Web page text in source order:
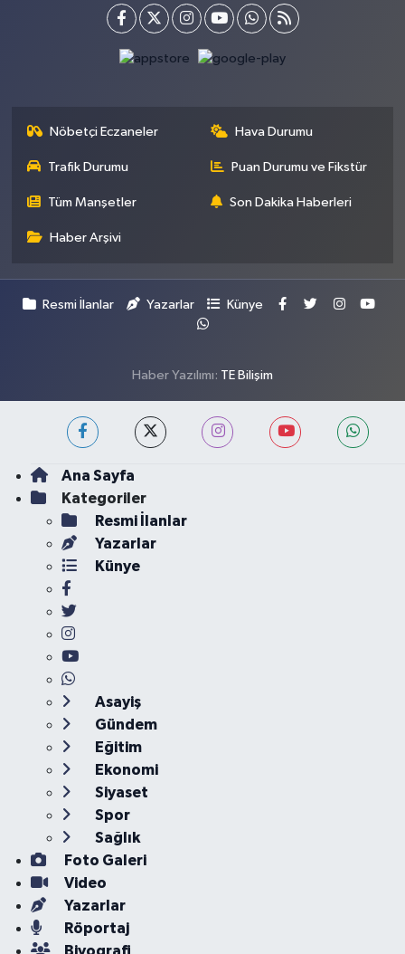
Nöbetçi Eczaneler Hava Durumu
Trafik Durumu Puan Durumu ve Fikstür
Tüm Manşetler Son Dakika Haberleri
Haber Arşivi
Resmi İlanlar Yazarlar Künye
Haber Yazılımı: TE Bilişim
Ana Sayfa
Kategoriler
Resmi İlanlar
Yazarlar
Künye
Asayiş
Gündem
Eğitim
Ekonomi
Siyaset
Spor
Sağlık
Foto Galeri
Video
Yazarlar
Röportaj
Biyografi